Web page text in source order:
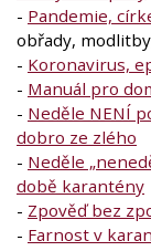
- Pandemie,
obřady,
- Koronavirus,
- Manuál pro
- Neděle NENÍ
dobro ze zlého
- Neděle
době karantény
- Zpověď bez
- Farnost v